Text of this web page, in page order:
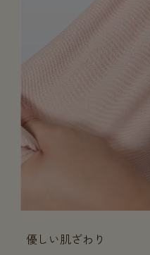
優しい肌ざわり